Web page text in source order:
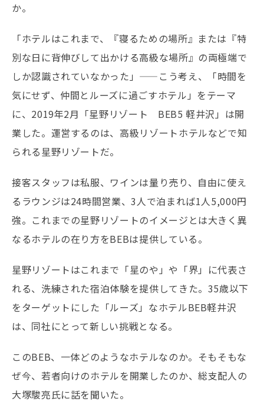
か。
「ホテルはこれまで、『寝るための場所』または『特
別な日に背伸びして出かける高級な場所』の両極端で
しか認識されていなかった」——こう考え、「時間を
気にせず、仲間とルーズに過ごすホテル」をテーマ
に、2019年2月「星野リゾート BEB5 軽井沢」は開
業した。運営するのは、高級リゾートホテルなどで知
られる星野リゾートだ。
接客スタッフは私服、ワインは量り売り、自由に使え
るラウンジは24時間営業、3人で泊まれば1人5,000円
強。これまでの星野リゾートのイメージとは大きく異
なるホテルの在り方をBEBは提供している。
星野リゾートはこれまで「星のや」や「界」に代表さ
れる、洗練された宿泊体験を提供してきた。35歳以下
をターゲットにした「ルーズ」なホテルBEB軽井沢
は、同社にとって新しい挑戦となる。
このBEB、一体どのようなホテルなのか。そもそもな
ぜ今、若者向けのホテルを開業したのか、総支配人の
大塚駿亮氏に話を聞いた。